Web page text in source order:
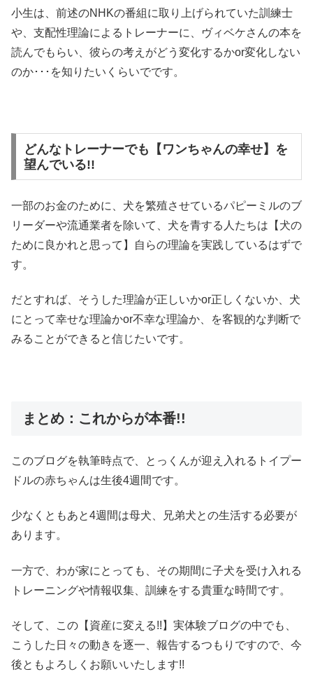
小生は、前述のNHKの番組に取り上げられていた訓練士
や、支配性理論によるトレーナーに、ヴィベケさんの本を
読んでもらい、彼らの考えがどう変化するかor変化しない
のか･･･を知りたいくらいでです。
どんなトレーナーでも【ワンちゃんの幸せ】を
望んでいる!!
一部のお金のために、犬を繁殖させているパピーミルのブ
リーダーや流通業者を除いて、犬を青する人たちは【犬の
ために良かれと思って】自らの理論を実践しているはずで
す。
だとすれば、そうした理論が正しいかor正しくないか、犬
にとって幸せな理論かor不幸な理論か、を客観的な判断で
みることができると信じたいです。
まとめ：これからが本番!!
このブログを執筆時点で、とっくんが迎え入れるトイプー
ドルの赤ちゃんは生後4週間です。
少なくともあと4週間は母犬、兄弟犬との生活する必要が
あります。
一方で、わが家にとっても、その期間に子犬を受け入れる
トレーニングや情報収集、訓練をする貴重な時間です。
そして、この【資産に変える!!】実体験ブログの中でも、
こうした日々の動きを逐一、報告するつもりですので、今
後ともよろしくお願いいたします!!